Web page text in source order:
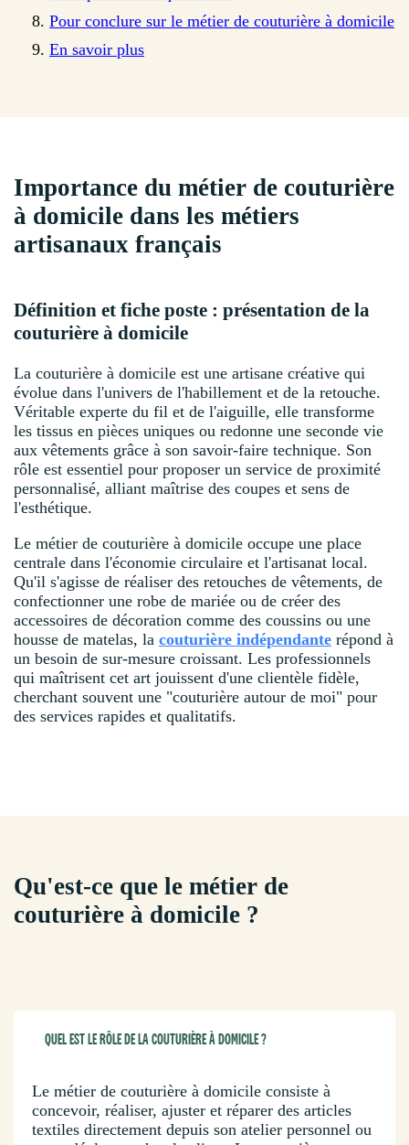
Pour conclure sur le métier de couturière à domicile
En savoir plus
Importance du métier de couturière
à domicile dans les métiers
artisanaux français
Définition et fiche poste : présentation de la
couturière à domicile
La couturière à domicile est une artisane créative qui
évolue dans l'univers de l'habillement et de la retouche.
Véritable experte du fil et de l'aiguille, elle transforme
les tissus en pièces uniques ou redonne une seconde vie
aux vêtements grâce à son savoir-faire technique. Son
rôle est essentiel pour proposer un service de proximité
personnalisé, alliant maîtrise des coupes et sens de
l'esthétique.
Le métier de couturière à domicile occupe une place
centrale dans l'économie circulaire et l'artisanat local.
Qu'il s'agisse de réaliser des retouches de vêtements, de
confectionner une robe de mariée ou de créer des
accessoires de décoration comme des coussins ou une
housse de matelas, la couturière indépendante répond à
un besoin de sur-mesure croissant. Les professionnels
qui maîtrisent cet art jouissent d'une clientèle fidèle,
cherchant souvent une "couturière autour de moi" pour
des services rapides et qualitatifs.
Qu'est-ce que le métier de
couturière à domicile ?
QUEL EST LE RÔLE DE LA COUTURIÈRE À DOMICILE ?
Le métier de couturière à domicile consiste à
concevoir, réaliser, ajuster et réparer des articles
textiles directement depuis son atelier personnel ou